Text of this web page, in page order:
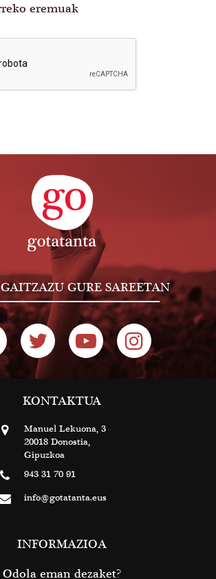
eremuak
GURE SAREETAN
KONTAKTUA
Manuel Lekuona, 3
20018 Donostia,
Gipuzkoa
943 31 70 91
info@gotatanta.eus
INFORMAZIOA
Odola eman dezaket?